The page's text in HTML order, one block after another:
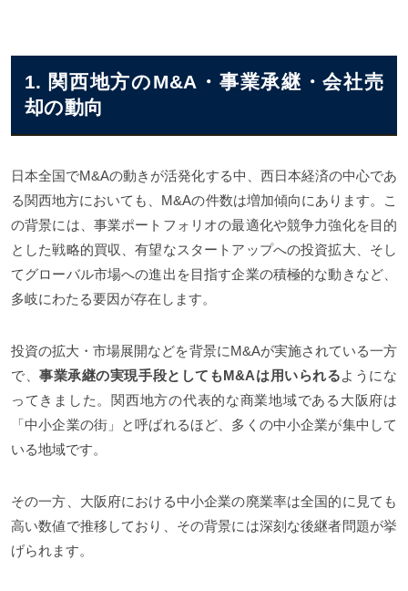
1. 関西地方のM&A・事業承継・会社売
却の動向
日本全国でM&Aの動きが活発化する中、西日本経済の中心であ
る関西地方においても、M&Aの件数は増加傾向にあります。こ
の背景には、事業ポートフォリオの最適化や競争力強化を目的
とした戦略的買収、有望なスタートアップへの投資拡大、そし
てグローバル市場への進出を目指す企業の積極的な動きなど、
多岐にわたる要因が存在します。
投資の拡大・市場展開などを背景にM&Aが実施されている一方
で、事業承継の実現手段としてもM&Aは用いられるようにな
ってきました。関西地方の代表的な商業地域である大阪府は
「中小企業の街」と呼ばれるほど、多くの中小企業が集中して
いる地域です。
その一方、大阪府における中小企業の廃業率は全国的に見ても
高い数値で推移しており、その背景には深刻な後継者問題が挙
げられます。